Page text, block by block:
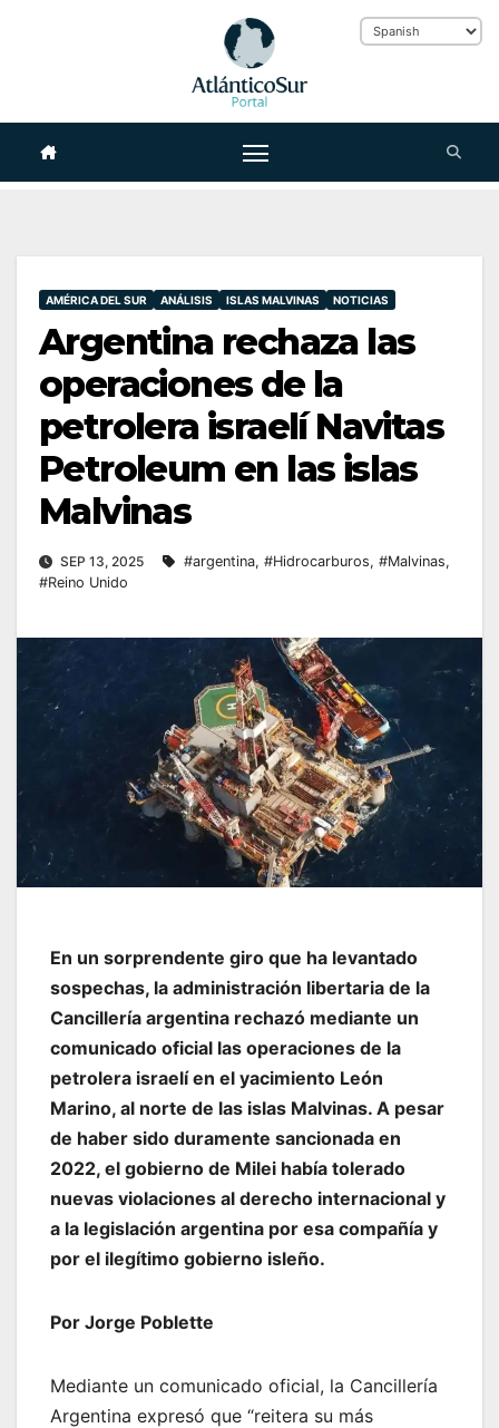
AMÉRICA DEL SUR ANÁLISIS ISLAS MALVINAS NOTICIAS
Argentina rechaza las
operaciones de la
petrolera israelí Navitas
Petroleum en las islas
Malvinas
SEP 13, 2025 #argentina, #Hidrocarburos, #Malvinas,
#Reino Unido
En un sorprendente giro que ha levantado
sospechas, la administración libertaria de la
Cancillería argentina rechazó mediante un
comunicado oficial las operaciones de la
petrolera israelí en el yacimiento León
Marino, al norte de las islas Malvinas. A pesar
de haber sido duramente sancionada en
2022, el gobierno de Milei había tolerado
nuevas violaciones al derecho internacional y
a la legislación argentina por esa compañía y
por el ilegítimo gobierno isleño.
Por Jorge Poblette
Mediante un comunicado oficial, la Cancillería
Argentina expresó que “reitera su más